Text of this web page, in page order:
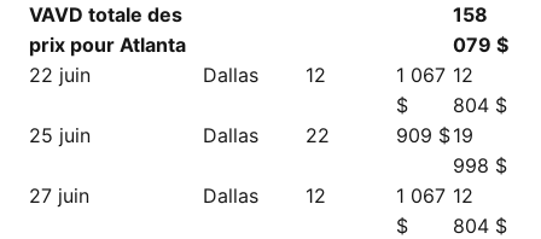
VAVD totale des
prix pour Atlanta
158
079 $
22 juin
Dallas 12
1 067
$
12
804 $
25 juin
Dallas 22 909 $19
998 $
27 juin
Dallas 12
1 067
$
12
804 $